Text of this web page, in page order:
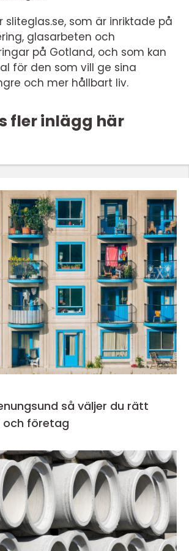
sliteglas.se, som är inriktade på
glasarbeten och
på Gotland, och som kan
för den som vill ge sina
och mer hållbart liv.
fler inlägg här
så väljer du rätt
och företag